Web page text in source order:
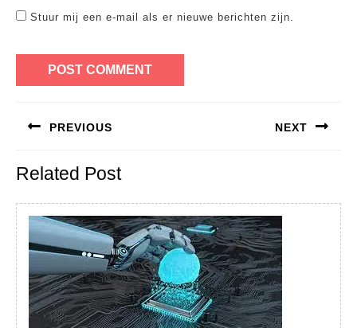
Stuur mij een e-mail als er nieuwe berichten zijn.
navigatie
PREVIOUS
post:
NEXT
Related Post